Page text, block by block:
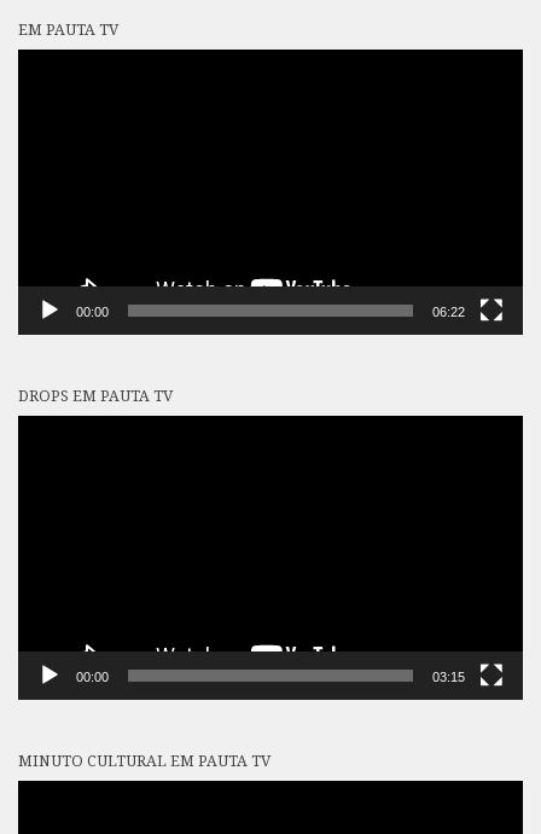
EM PAUTA TV
00:00 06:22
DROPS EM PAUTA TV
00:00 03:15
MINUTO CULTURAL EM PAUTA TV